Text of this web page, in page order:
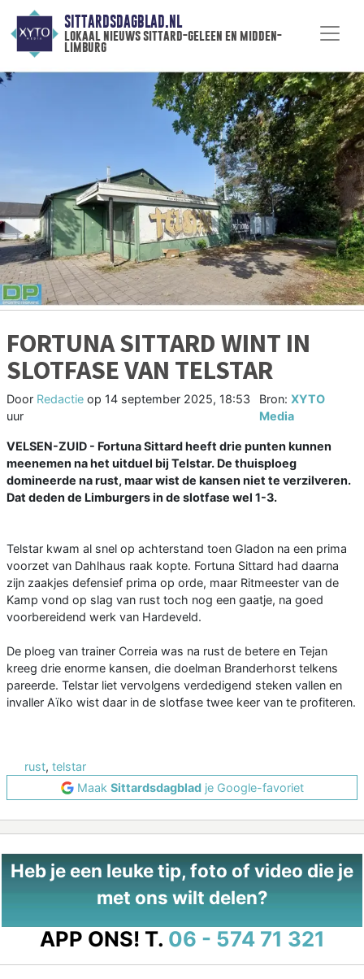
SITTARDSDAGBLAD.NL
lokaal nieuws sittard-geleen en midden-
limburg
FORTUNA SITTARD WINT IN
SLOTFASE VAN TELSTAR
Door Redactie op 14 september 2025, 18:53
uur
Bron: XYTO
Media
VELSEN-ZUID - Fortuna Sittard heeft drie punten kunnen
meenemen na het uitduel bij Telstar. De thuisploeg
domineerde na rust, maar wist de kansen niet te verzilveren.
Dat deden de Limburgers in de slotfase wel 1-3.
Telstar kwam al snel op achterstand toen Gladon na een prima
voorzet van Dahlhaus raak kopte. Fortuna Sittard had daarna
zijn zaakjes defensief prima op orde, maar Ritmeester van de
Kamp vond op slag van rust toch nog een gaatje, na goed
voorbereidend werk van Hardeveld.
De ploeg van trainer Correia was na rust de betere en Tejan
kreeg drie enorme kansen, die doelman Branderhorst telkens
pareerde. Telstar liet vervolgens verdedigend steken vallen en
invaller Aïko wist daar in de slotfase twee keer van te profiteren.
rust, telstar
Maak Sittardsdagbladje Google-favoriet
Heb je een leuke tip, foto of video die je
met ons wilt delen?
APP ONS! T. 06 - 574 71 321